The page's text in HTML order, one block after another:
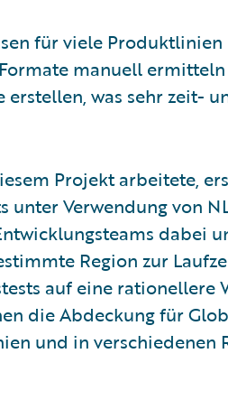
für viele
manuell
erstellen, was sehr zeit-
Projekt arbeitete,
unter Verwendung von
dabei
Region zur
auf eine rationellere
die Abdeckung für
und in verschiedenen